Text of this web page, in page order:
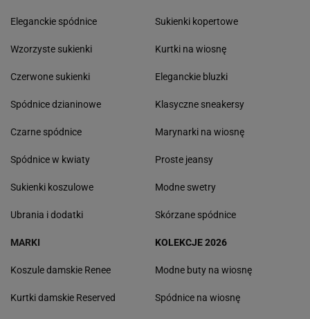
Eleganckie spódnice
Wzorzyste sukienki
Czerwone sukienki
Spódnice dzianinowe
Czarne spódnice
Spódnice w kwiaty
Sukienki koszulowe
Ubrania i dodatki
Sukienki kopertowe
Kurtki na wiosnę
Eleganckie bluzki
Klasyczne sneakersy
Marynarki na wiosnę
Proste jeansy
Modne swetry
Skórzane spódnice
MARKI
Koszule damskie Renee
Kurtki damskie Reserved
KOLEKCJE 2026
Modne buty na wiosnę
Spódnice na wiosnę